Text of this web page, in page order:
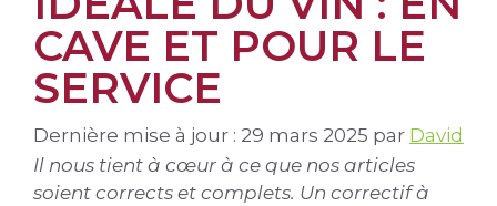
CAVE ET POUR LE
SERVICE
Dernière mise à jour : 29 mars 2025 par David
Il nous tient à cœur à ce que nos articles
soient corrects et complets. Un correctif à